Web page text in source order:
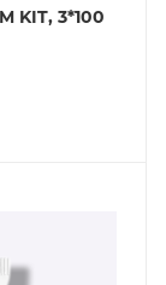
KIT, 3*100